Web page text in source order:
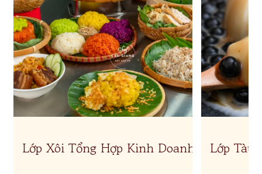
Lớp Xôi Tổng Hợp Kinh Doanh Lớp Tàu